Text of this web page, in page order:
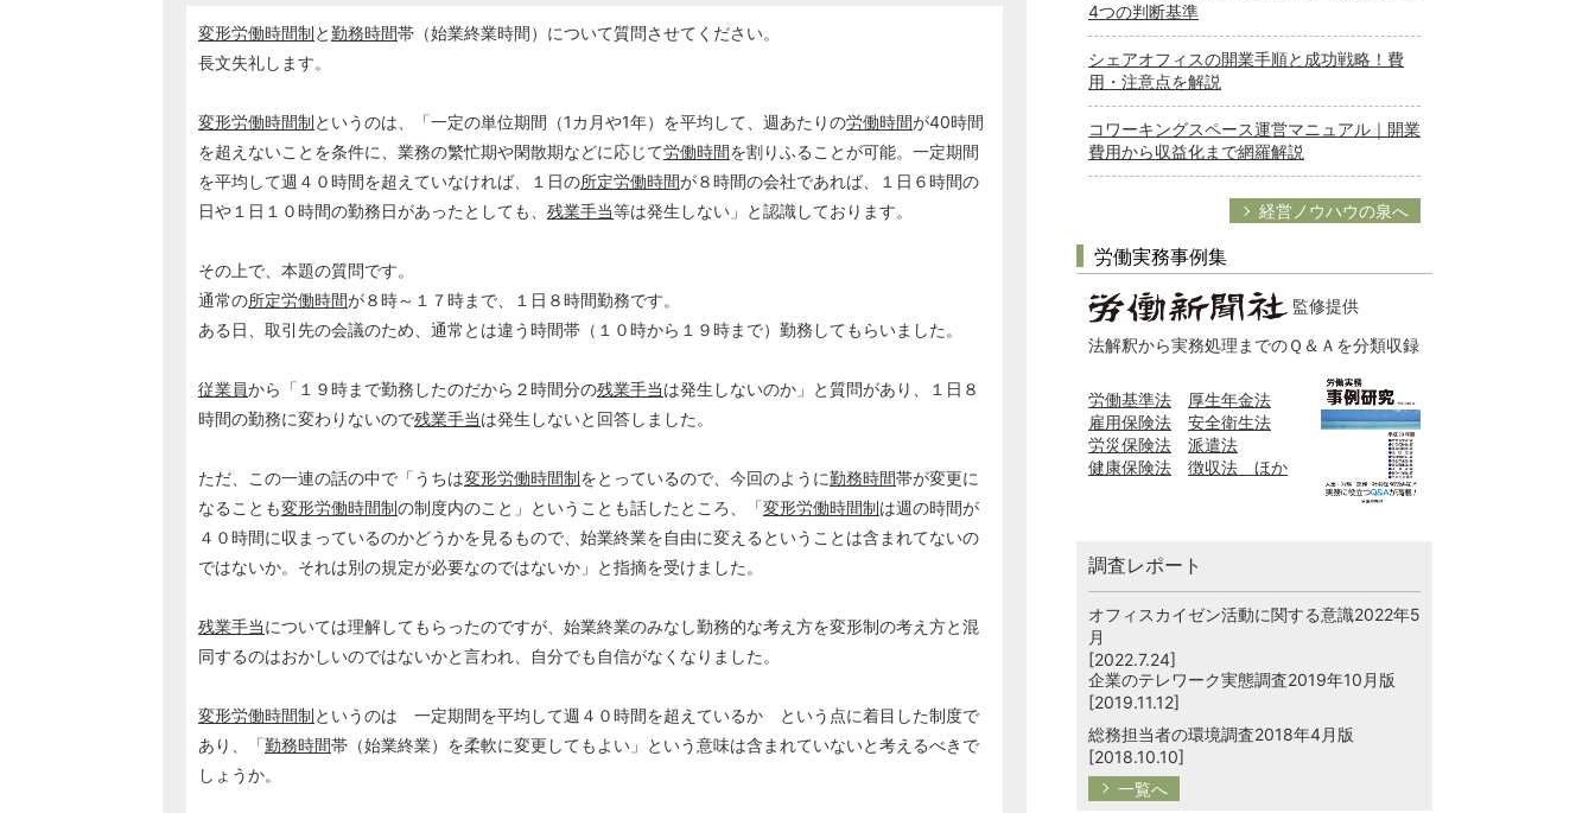
変形労働時間制と勤務時間帯（始業終業時間）について質問させてください。
長文失礼します。
変形労働時間制というのは、「一定の単位期間（1カ月や1年）を平均して、週あたりの労働時間が40時間
を超えないことを条件に、業務の繁忙期や閑散期などに応じて労働時間を割りふることが可能。一定期間
を平均して週４０時間を超えていなければ、１日の所定労働時間が８時間の会社であれば、１日６時間の
日や１日１０時間の勤務日があったとしても、 残業手当等は発生しない」と認識しております。
その上で、本題の質問です。
通常の所定労働時間が８時～１７時まで、１日８時間勤務です。
ある日、取引先の会議のため、通常とは違う時間帯（１０時から１９時まで）勤務してもらいました。
従業員から「１９時まで勤務したのだから２時間分の残業手当は発生しないのか」と質問があり、１日８
時間の勤務に変わりないので残業手当は発生しないと回答しました。
ただ、この一連の話の中で「うちは変形労働時間制をとっているので、今回のように勤務時間帯が変更に
なることも変形労働時間制の制度内のこと」ということも話したところ、「変形労働時間制は週の時間が
４０時間に収まっているのかどうかを見るもので、始業終業を自由に変えるということは含まれてないの
ではないか。それは別の規定が必要なのではないか」と指摘を受けました。
残業手当については理解してもらったのですが、始業終業のみなし勤務的な考え方を変形制の考え方と混
同するのはおかしいのではないかと言われ、自分でも自信がなくなりました。
変形労働時間制というのは 一定期間を平均して週４０時間を超えているか という点に着目した制度で
あり、「勤務時間帯（始業終業）を柔軟に変更してもよい」という意味は含まれていないと考えるべきで
しょうか。
4つの判断基準
シェアオフィスの開業手順と成功戦略！費
用・注意点を解説
コワーキングスペース運営マニュアル｜開業
費用から収益化まで網羅解説
経営ノウハウの泉へ
労働実務事例集
監修提供
法解釈から実務処理までのＱ＆Ａを分類収録
労働基準法
厚生年金法
雇用保険法
安全衛生法
労災保険法
派遣法
健康保険法
徴収法 ほか
調査レポート
オフィスカイゼン活動に関する意識2022年5
月
[2022.7.24]
企業のテレワーク実態調査2019年10月版
[2019.11.12]
総務担当者の環境調査2018年4月版
[2018.10.10]
一覧へ